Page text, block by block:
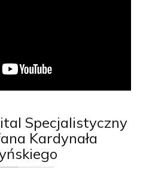
Specjalistyczny
Kardynała